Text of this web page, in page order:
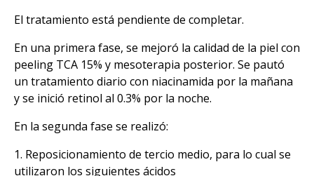
El tratamiento está pendiente de completar.
En una primera fase, se mejoró la calidad de la piel con
peeling TCA 15% y mesoterapia posterior. Se pautó
un tratamiento diario con niacinamida por la mañana
y se inició retinol al 0.3% por la noche.
En la segunda fase se realizó:
1. Reposicionamiento de tercio medio, para lo cual se
utilizaron los siguientes ácidos